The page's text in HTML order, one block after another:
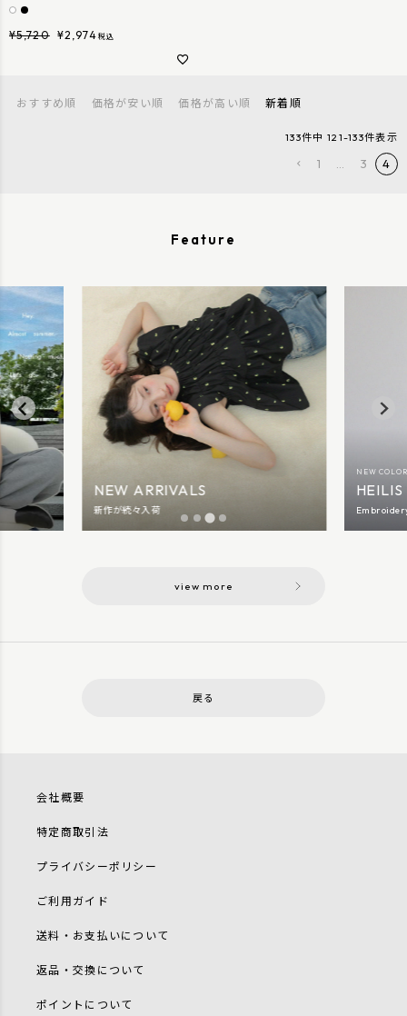
¥5,720 ¥2,974 税込
おすすめ順 価格が安い順 価格が高い順 新着順
133件中 121-133件表示
1 … 3 4
Feature
NEW ARRIVALS
新作が続々入荷
NEW
view more
戻る
会社概要
特定商取引法
プライバシーポリシー
ご利用ガイド
送料・お支払いについて
返品・交換について
ポイントについて